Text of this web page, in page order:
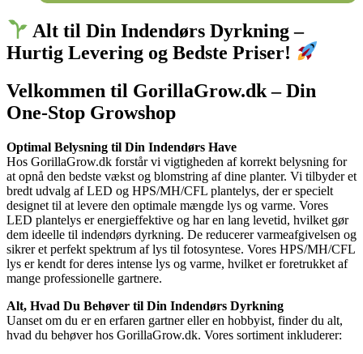
Alt til Din Indendørs Dyrkning –
Hurtig Levering og Bedste Priser!
Velkommen til GorillaGrow.dk – Din
One-Stop Growshop
Optimal Belysning til Din Indendørs Have
Hos GorillaGrow.dk forstår vi vigtigheden af korrekt belysning for
at opnå den bedste vækst og blomstring af dine planter. Vi tilbyder et
bredt udvalg af LED og HPS/MH/CFL plantelys, der er specielt
designet til at levere den optimale mængde lys og varme. Vores
LED plantelys er energieffektive og har en lang levetid, hvilket gør
dem ideelle til indendørs dyrkning. De reducerer varmeafgivelsen og
sikrer et perfekt spektrum af lys til fotosyntese. Vores HPS/MH/CFL
lys er kendt for deres intense lys og varme, hvilket er foretrukket af
mange professionelle gartnere.
Alt, Hvad Du Behøver til Din Indendørs Dyrkning
Uanset om du er en erfaren gartner eller en hobbyist, finder du alt,
hvad du behøver hos GorillaGrow.dk. Vores sortiment inkluderer: